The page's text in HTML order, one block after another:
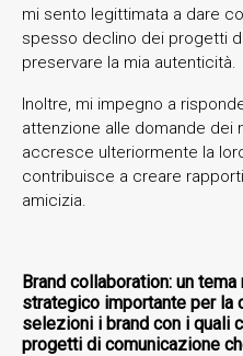
mi sento legittimata a dare
spesso declino dei progetti
preservare la mia autenticità.
Inoltre, mi impegno a
attenzione alle domande dei
accresce ulteriormente la
contribuisce a creare
amicizia.
Brand collaboration: un
strategico importante per la
selezioni i brand con i quali
progetti di comunicazione